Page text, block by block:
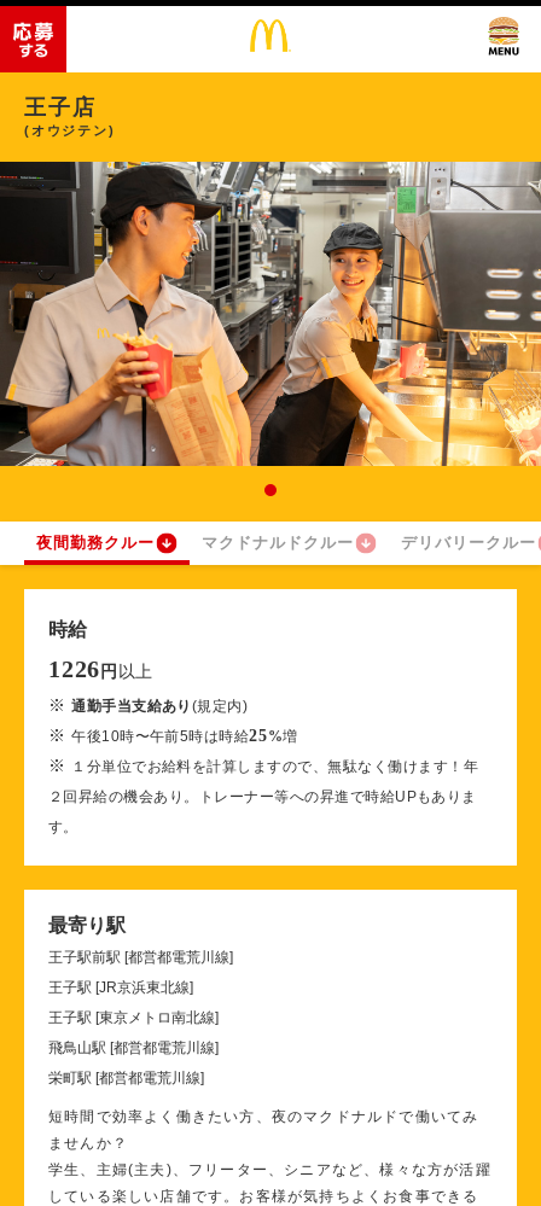
王子店
(オウジテン)
夜間勤務クルー マクドナルドクルー デリバリークルー
時給
1226 円 以上
※通勤手当支給あり (規定内)
※午後10時〜午前5時は時給25%増
※
１分単位でお給料を計算しますので、無駄なく働けます！年
２回昇給の機会あり。トレーナー等への昇進で時給UPもありま
す。
最寄り駅
王子駅前駅 [都営都電荒川線]
王子駅 [JR京浜東北線]
王子駅 [東京メトロ南北線]
飛鳥山駅 [都営都電荒川線]
栄町駅 [都営都電荒川線]
短時間で効率よく働きたい方、夜のマクドナルドで働いてみ
ませんか？
学生、主婦(主夫)、フリーター、シニアなど、様々な方が活躍
している楽しい店舗です。お客様が気持ちよくお食事できる